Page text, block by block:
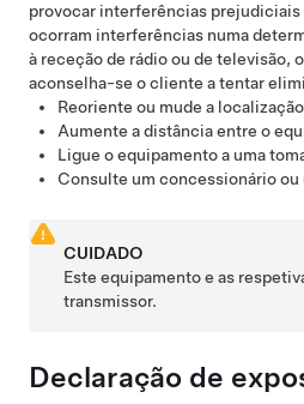
provocar interferências prejudiciais
ocorram interferências numa
à receção de rádio ou de televisão,
aconselha-se o cliente a tentar
Reoriente ou mude a
Aumente a distância entre o
Ligue o equipamento a uma
Consulte um concessionário
CUIDADO
Este equipamento e as
transmissor.
Declaração de